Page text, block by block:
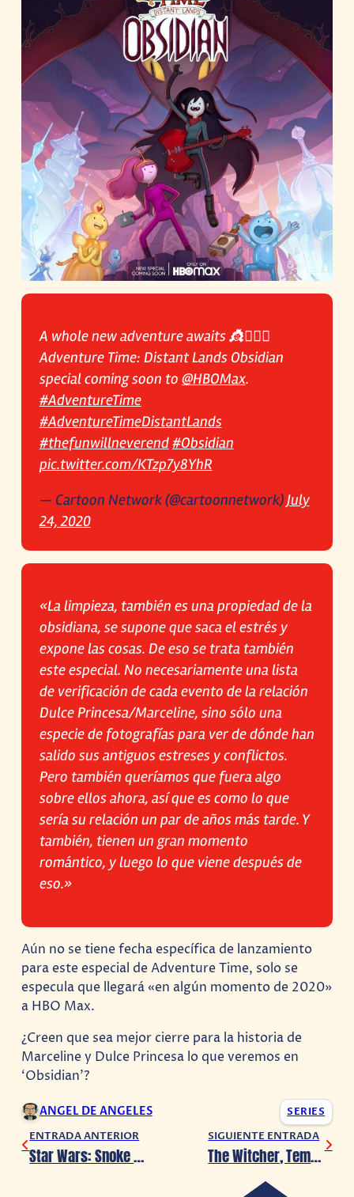
A whole new adventure awaits 👸🧛🏻‍♀️
Adventure Time: Distant Lands Obsidian
special coming soon to @HBOMax.⁣
#AdventureTime
#AdventureTimeDistantLands
#thefunwillneverend#Obsidian
pic.twitter.com/KTzp7y8YhR
— Cartoon Network (@cartoonnetwork)July
24, 2020
«La limpieza, también es una propiedad de la
obsidiana, se supone que saca el estrés y
expone las cosas. De eso se trata también
este especial. No necesariamente una lista
de verificación de cada evento de la relación
Dulce Princesa/Marceline, sino sólo una
especie de fotografías para ver de dónde han
salido sus antiguos estreses y conflictos.
Pero también queríamos que fuera algo
sobre ellos ahora, así que es como lo que
sería su relación un par de años más tarde. Y
también, tienen un gran momento
romántico, y luego lo que viene después de
eso.»
Aún no se tiene fecha específica de lanzamiento
para este especial de Adventure Time, solo se
especula que llegará «en algún momento de 2020»
a HBO Max.
¿Creen que sea mejor cierre para la historia de
Marceline y Dulce Princesa lo que veremos en
‘Obsidian’?
ANGEL DE ANGELES
SERIES
ENTRADA ANTERIOR
Star Wars: Snoke originalmente sería una mujer
SIGUIENTE ENTRADA
The Witcher, Temporada 2: Sus grabaciones se retrasan aún más